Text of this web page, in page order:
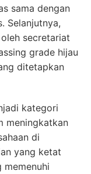
sama dengan
Selanjutnya,
secretariat
grade hijau
ditetapkan
kategori
meningkatkan
di
yang ketat
memenuhi